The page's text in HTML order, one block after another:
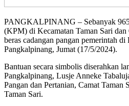
PANGKALPINANG – Sebanyak 965
(KPM) di Kecamatan Taman Sari dan
beras cadangan pangan pemerintah
Pangkalpinang, Jumat (17/5/2024).
Bantuan secara simbolis diserahkan
Pangkalpinang, Lusje Anneke
Pangan dan Pertanian, Camat Taman
Taman Sari.